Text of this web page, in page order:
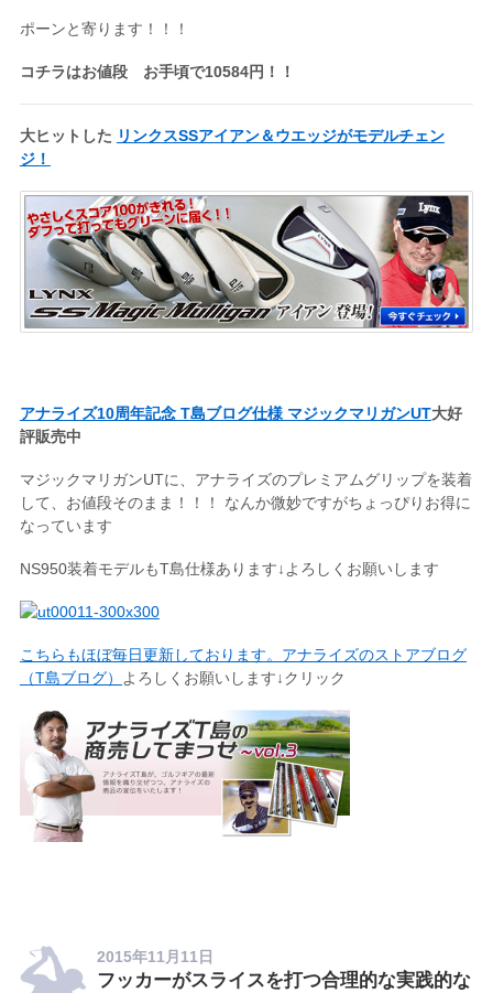
ポーンと寄ります！！！
コチラはお値段 お手頃で10584円！！
大ヒットした リンクスSSアイアン＆ウエッジがモデルチェン
ジ！
アナライズ10周年記念 T島ブログ仕様 マジックマリガンUT大好
評販売中
マジックマリガンUTに、アナライズのプレミアムグリップを装着
して、お値段そのまま！！！ なんか微妙ですがちょっぴりお得に
なっています
NS950装着モデルもT島仕様あります↓よろしくお願いします
こちらもほぼ毎日更新しております。アナライズのストアブログ
（T島ブログ） よろしくお願いします↓クリック
2015年11月11日
フッカーがスライスを打つ合理的な実践的な